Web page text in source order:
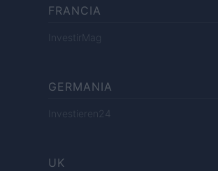
FRANCIA
InvestirMag
GERMANIA
Investieren24
UK